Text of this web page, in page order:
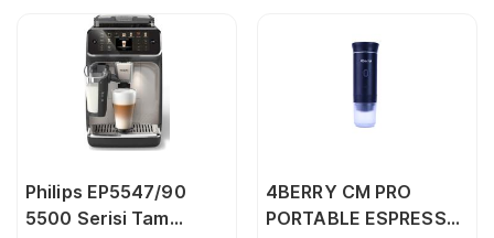
Philips EP5547/90
5500 Serisi Tam
4BERRY CM PRO
PORTABLE ESPRESSO